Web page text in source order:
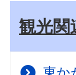
観光関